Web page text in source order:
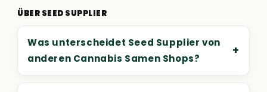
ÜBER SEED SUPPLIER
Was unterscheidet Seed Supplier von
anderen Cannabis Samen Shops?
+